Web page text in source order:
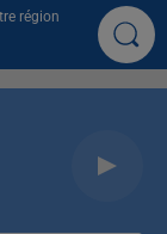
région